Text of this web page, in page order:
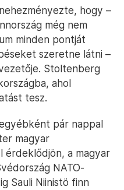
hogy –
még nem
minden pontját
szeretne látni –
Stoltenberg
ahol
tesz.
pár nappal
magyar
érdeklődjön, a magyar
NATO-
Sauli Niinistö finn